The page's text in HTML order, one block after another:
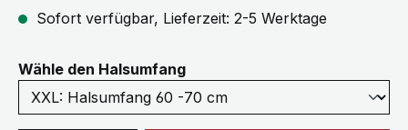
Sofort verfügbar, Lieferzeit: 2-5 Werktage
Wähle den Halsumfangauswählen